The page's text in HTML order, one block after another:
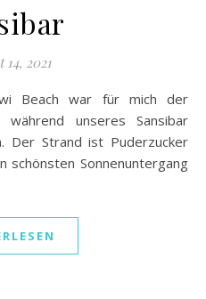
2021
unseres Sansibar
Der Strand ist Puderzucker
Sonnenuntergang